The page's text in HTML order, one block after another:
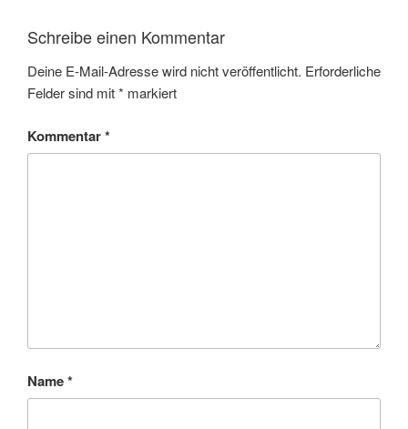
Schreibe einen Kommentar
Deine E-Mail-Adresse wird nicht veröffentlicht. Erforderliche
Felder sind mit* markiert
Kommentar*
Name*